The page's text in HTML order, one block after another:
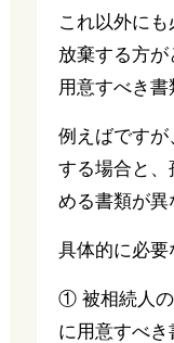
これ以外に
放棄する方
用意すべき書
例えばです
する場合と
める書類が異
具体的に必要
① 被相続人の
に用意すべき